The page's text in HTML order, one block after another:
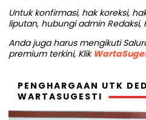
Untuk konfirmasi, hak koreksi,
liputan, hubungi admin Redaksi,
Anda juga harus mengikuti
premium terkini, Klik
PENGHARGAAN UTK
WARTASUGESTI